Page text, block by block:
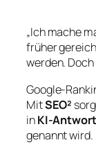
„Ich mache
früher
werden.
Google-
MitSEO²
inKI-
genannt wird.